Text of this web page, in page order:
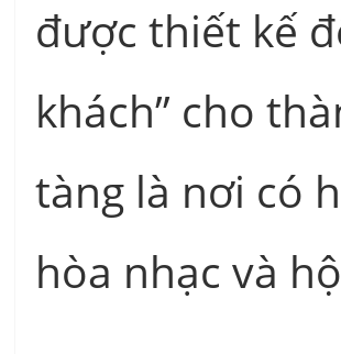
được thiết kế
khách” cho
tàng là nơi có
hòa nhạc và